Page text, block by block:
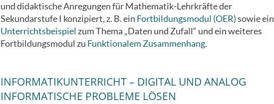
und didaktische Anregungen für Mathematik-Lehrkräfte der
Sekundarstufe I konzipiert, z. B. ein Fortbildungsmodul (OER)sowie ein
Unterrichtsbeispiel zum Thema „Daten und Zufall“ und ein weiteres
Fortbildungsmodul zu Funktionalem Zusammenhang.
INFORMATIKUNTERRICHT – DIGITAL UND ANALOG
INFORMATISCHE PROBLEME LÖSEN